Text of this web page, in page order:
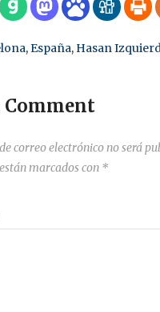
,España, Hasan
Comment
correo electrónico no será
marcados con *